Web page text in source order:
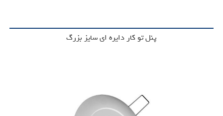
پنل تو کار دایره ای سایز بزرگ